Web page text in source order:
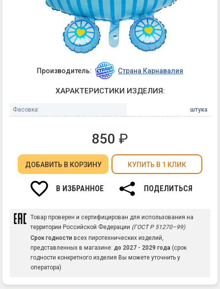
Производитель: Страна Карнавалия
ХАРАКТЕРИСТИКИ ИЗДЕЛИЯ:
Фасовка: штука
850 ₽
ДОБАВИТЬ В КОРЗИНУ КУПИТЬ В 1 КЛИК
В ИЗБРАННОЕ ПОДЕЛИТЬСЯ
Товар проверен и сертифицирован для использования на
территории Российской Федерации (ГОСТ Р 51270–99)
Срок годности всех пиротехнических изделий,
представленных в магазине: до 2027 - 2029 года (срок
годности конкретного изделия Вы можете уточнить у
оператора)